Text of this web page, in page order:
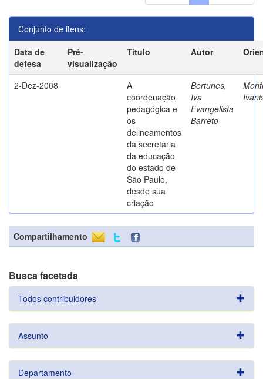
Conjunto de itens:
Data de
defesa
Pré-
visualização
Título Autor
2-Dez-2008
A
coordenação
pedagógica e
os
delineamentos
da secretaria
da educação
do estado de
São Paulo,
desde sua
criação
Bertunes,
Iva
Evangelista
Barreto
Compartilhamento
Busca facetada
Todos contribuidores
Assunto
Departamento